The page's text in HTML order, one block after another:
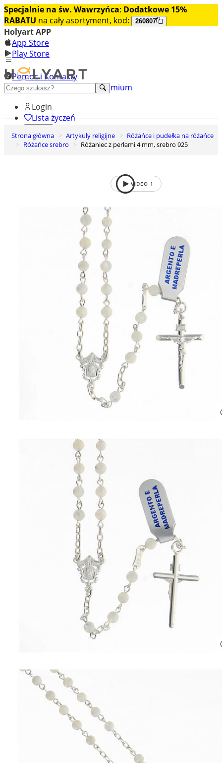
Specjalnie na św. Wawrzyńca: Dodatkowe 15%
RABATU na cały asortyment, kod: 260807
Holyart APP
App Store
Play Store
Pomoc i Kontakty
+48 222 922 860
Odkryj premium
Login
Lista życzeń
0
Koszyk
Strona główna Artykuły religijne
Różańce i pudełka na różańce
Różańce srebro
Różaniec z perłami 4 mm, srebro 925
VIDEO 1